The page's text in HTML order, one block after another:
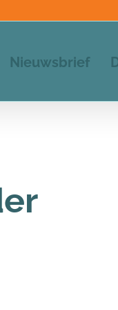
Nieuwsbrief